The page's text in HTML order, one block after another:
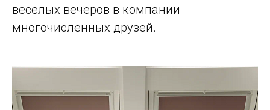
весёлых вечеров в компании
многочисленных друзей.